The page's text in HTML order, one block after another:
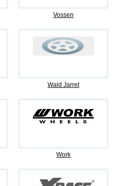
Vossen
Wald Jarret
Work